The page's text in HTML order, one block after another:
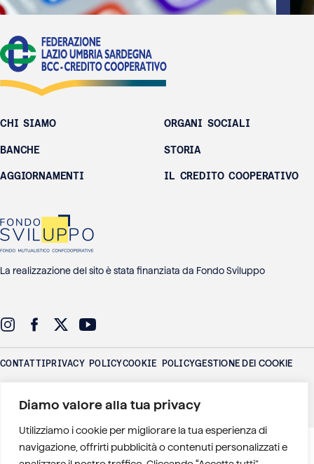
Diamo valore alla tua privacy
Utilizziamo i cookie per migliorare la tua esperienza di
navigazione, offrirti pubblicità o contenuti personalizzati e
CHI SIAMO
BANCHE
AGGIORNAMENTI
ORGANI SOCIALI
STORIA
IL CREDITO COOPERATIVO
La realizzazione del sito è stata finanziata da Fondo Sviluppo
CONTATTIPRIVACY POLICYCOOKIE POLICYGESTIONE DEI COOKIE
Umbria Sardegna P.IVA: 01016771006 - Via Adige 26 - 00198 Roma